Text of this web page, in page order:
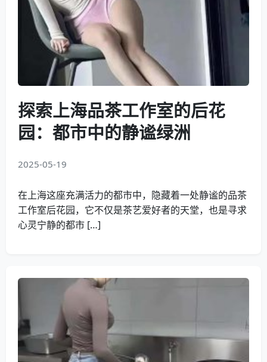
探索上海品茶工作室的后花
园：都市中的静谧绿洲
2025-05-19
在上海这座充满活力的都市中，隐藏着一处静谧的品茶
工作室后花园，它不仅是茶艺爱好者的天堂，也是寻求
心灵宁静的都市 […]